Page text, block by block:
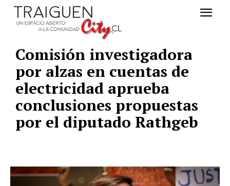
Comisión investigadora
por alzas en cuentas de
electricidad aprueba
conclusiones propuestas
por el diputado Rathgeb